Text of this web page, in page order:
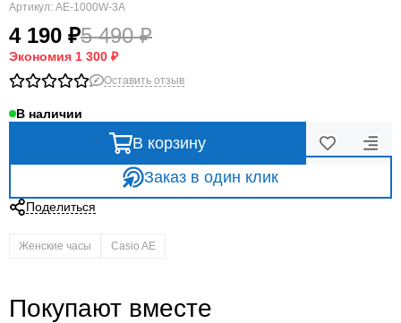
Артикул: AE-1000W-3A
4 190 ₽5 490 ₽
Экономия 1 300 ₽
Оставить отзыв
В наличии
В корзину
Заказ в один клик
Поделиться
Женские часы Casio AE
Покупают вместе